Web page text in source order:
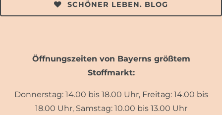
SCHÖNER LEBEN. BLOG
Öffnungszeiten von Bayerns größtem
Stoffmarkt:
Donnerstag: 14.00 bis 18.00 Uhr, Freitag: 14.00 bis
18.00 Uhr, Samstag: 10.00 bis 13.00 Uhr